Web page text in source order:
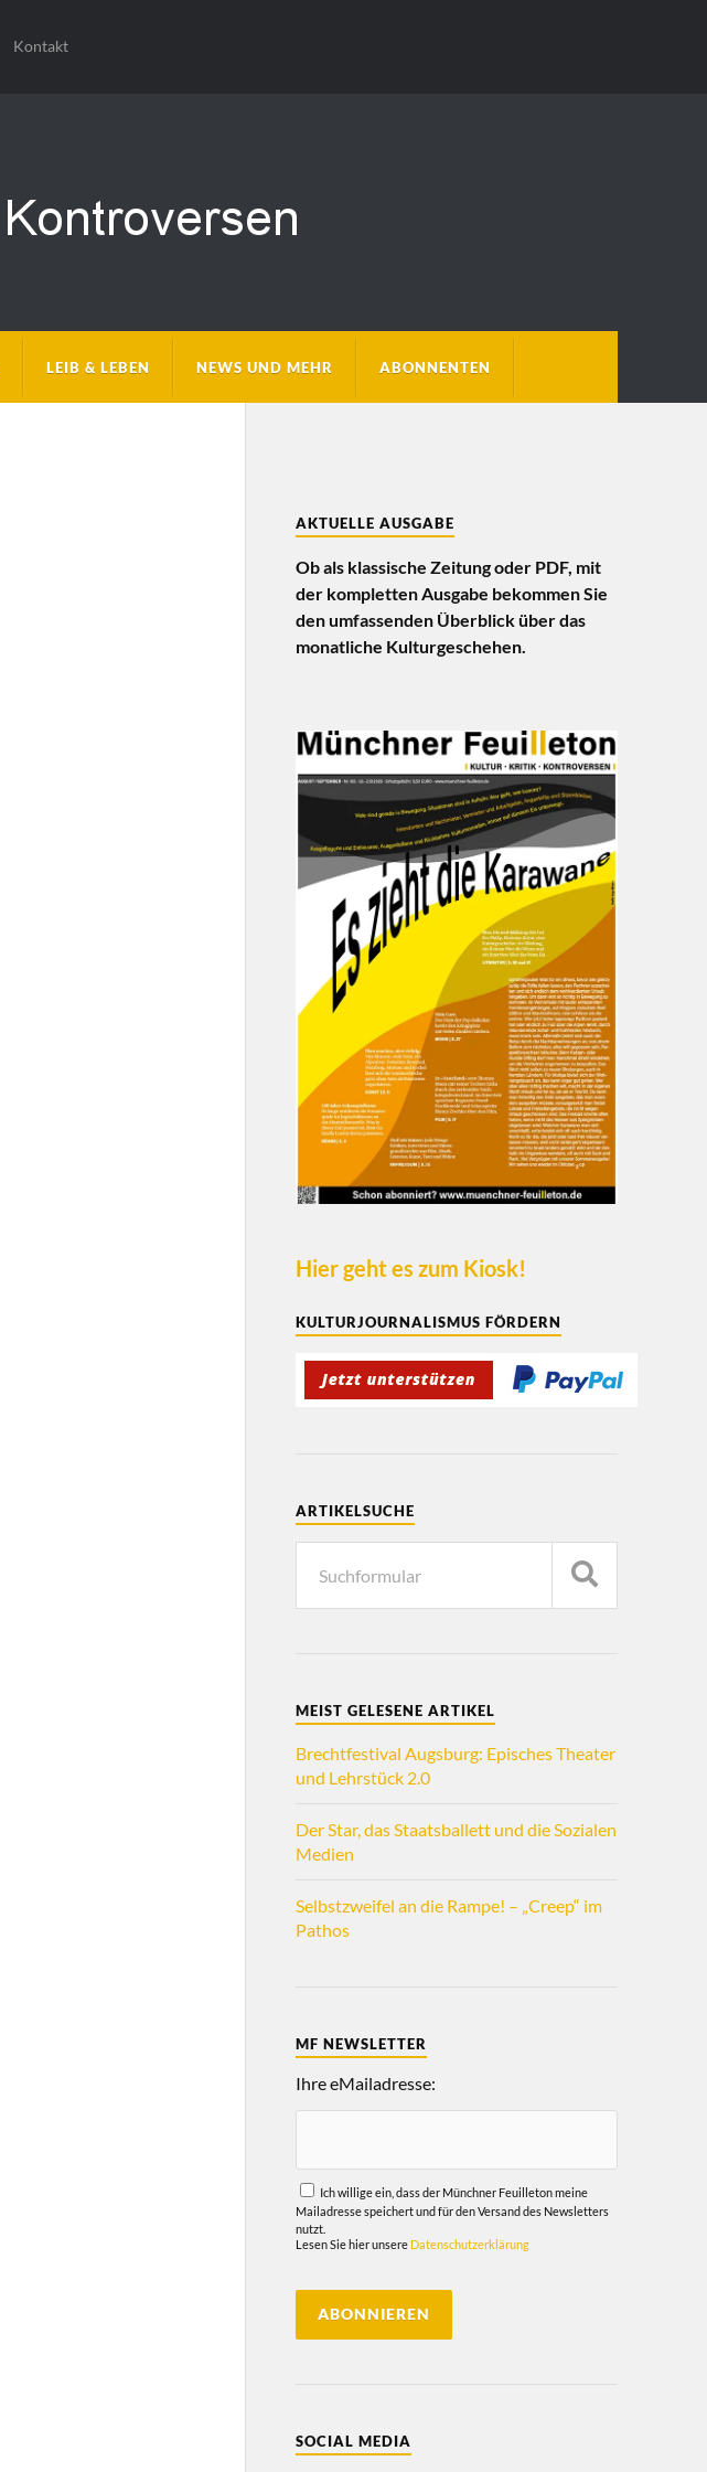
Kontakt
LEIB & LEBEN NEWS UND MEHR ABONNENTEN
AKTUELLE AUSGABE
Ob als klassische Zeitung oder PDF, mit
der kompletten Ausgabe bekommen Sie
den umfassenden Überblick über das
monatliche Kulturgeschehen.
Hier geht es zum Kiosk!
KULTURJOURNALISMUS FÖRDERN
ARTIKELSUCHE
MEIST GELESENE ARTIKEL
Brechtfestival Augsburg: Episches Theater
und Lehrstück 2.0
Der Star, das Staatsballett und die Sozialen
Medien
Selbstzweifel an die Rampe! – „Creep“ im
Pathos
MF NEWSLETTER
Ihre eMailadresse:
Ich willige ein, dass der Münchner Feuilleton meine
Mailadresse speichert und für den Versand des Newsletters
nutzt.
Lesen Sie hier unsere Datenschutzerklärung
SOCIAL MEDIA